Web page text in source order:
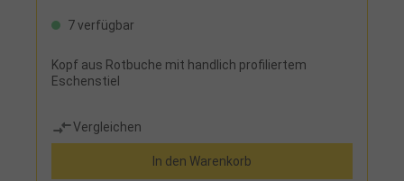
7 verfügbar
Kopf aus Rotbuche mit handlich profiliertem
Eschenstiel
Vergleichen
In den Warenkorb